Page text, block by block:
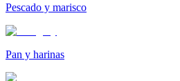
Pescado y marisco
Pan y harinas